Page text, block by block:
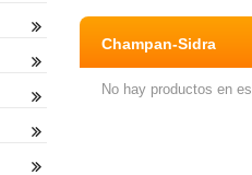
Champan-Sidra
No hay productos en